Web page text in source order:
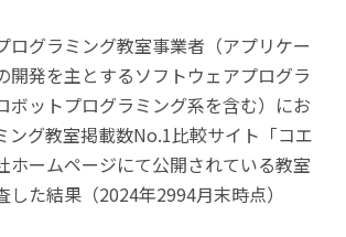
グラミング教室事業者（アプリケー
開発を主とするソフトウェアプログラ
ボットプログラミング系を含む）にお
ング教室掲載数No.1比較サイト「コエ
ホームページにて公開されている教室
た結果（2024年2994月末時点）